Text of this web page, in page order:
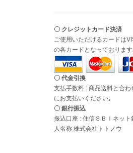
〇 クレジットカード決済
ご使用いただけるカードは
の各カードとなっておりま
〇 代金引換
支払手数料 : 商品送料と合
にお支払いください｡
〇 銀行振込
振込口座 : 住信ＳＢＩネッ
人名称 株式会社トトノウ